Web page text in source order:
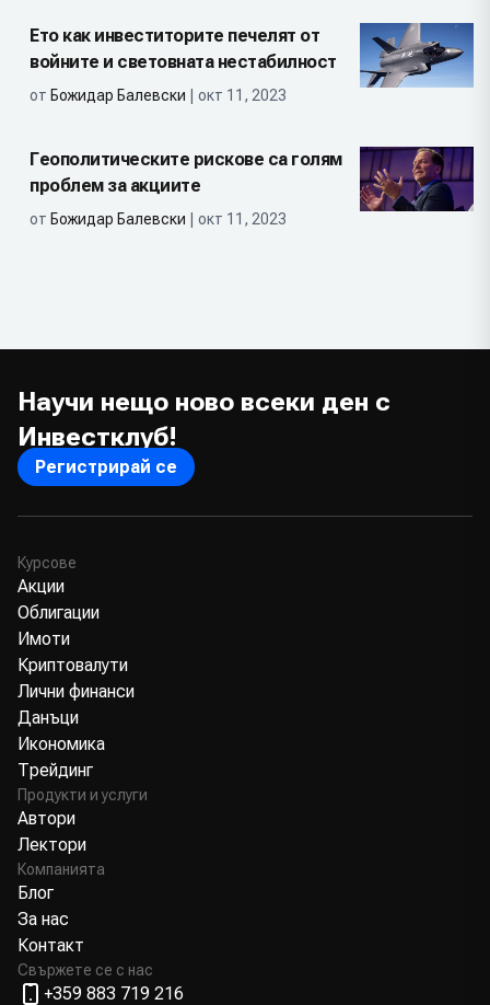
Ето как инвеститорите печелят от
войните и световната нестабилност
от Божидар Балевски | окт 11, 2023
Геополитическите рискове са голям
проблем за акциите
от Божидар Балевски | окт 11, 2023
Научи нещо ново всеки ден с
Инвестклуб!
Регистрирай се
Курсове
Акции
Облигации
Имоти
Криптовалути
Лични финанси
Данъци
Икономика
Трейдинг
Продукти и услуги
Автори
Лектори
Компанията
Блог
За нас
Контакт
Свържете се с нас
+359 883 719 216